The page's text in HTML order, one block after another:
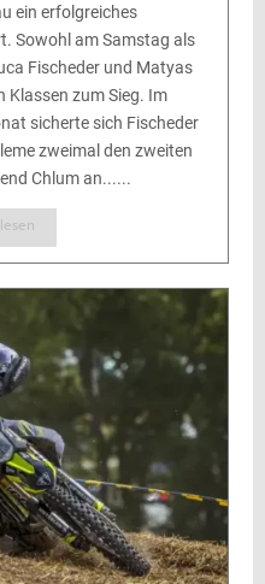
ein erfolgreiches
Sowohl am Samstag als
Fischeder und Matyas
Klassen zum Sieg. Im
sicherte sich Fischeder
zweimal den zweiten
Chlum an......